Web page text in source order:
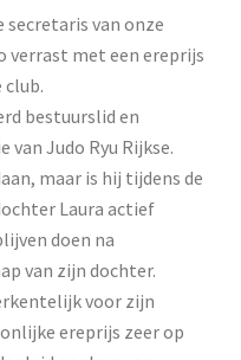
secretaris van onze
verrast met een ereprijs
club.
bestuurslid en
Judo Ryu Rijkse.
maar is hij tijdens de
Laura actief
doen na
van zijn dochter.
voor zijn
ereprijs zeer op